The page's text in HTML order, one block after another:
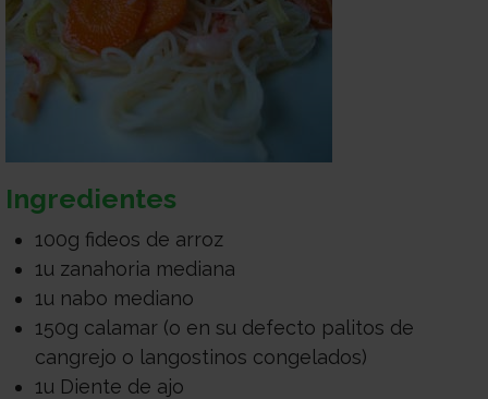
Ingredientes
100g fideos de arroz
1u zanahoria mediana
1u nabo mediano
150g calamar (o en su defecto palitos de
cangrejo o langostinos congelados)
1u Diente de ajo